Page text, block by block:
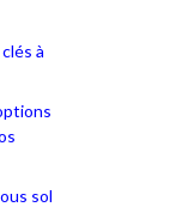
à
sol